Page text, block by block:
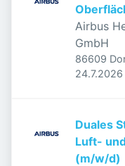
Airbus
GmbH
86609
24.7.2026
Duales
Luft-
(m/w/d)